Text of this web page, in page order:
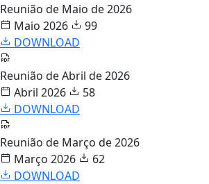
Reunião de Maio de 2026
Maio 2026
99
DOWNLOAD
Reunião de Abril de 2026
Abril 2026
58
DOWNLOAD
Reunião de Março de 2026
Março 2026
62
DOWNLOAD